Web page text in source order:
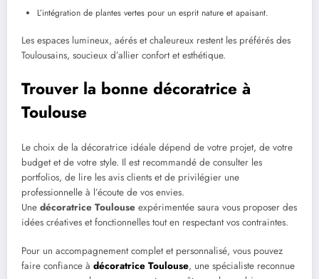
L’intégration de plantes vertes pour un esprit nature et apaisant.
Les espaces lumineux, aérés et chaleureux restent les préférés des
Toulousains, soucieux d’allier confort et esthétique.
Trouver la bonne décoratrice à
Toulouse
Le choix de la décoratrice idéale dépend de votre projet, de votre
budget et de votre style. Il est recommandé de consulter les
portfolios, de lire les avis clients et de privilégier une
professionnelle à l’écoute de vos envies.
Une décoratrice Toulouse expérimentée saura vous proposer des
idées créatives et fonctionnelles tout en respectant vos contraintes.
Pour un accompagnement complet et personnalisé, vous pouvez
faire confiance à décoratrice Toulouse, une spécialiste reconnue